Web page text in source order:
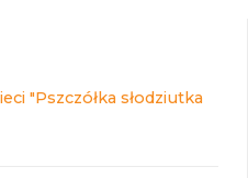
"Pszczółka słodziutka